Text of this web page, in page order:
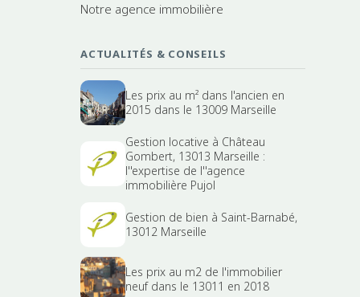
Notre agence immobilière
ACTUALITÉS & CONSEILS
Les prix au m² dans l'ancien en
2015 dans le 13009 Marseille
Gestion locative à Château
Gombert, 13013 Marseille :
l''expertise de l''agence
immobilière Pujol
Gestion de bien à Saint-Barnabé,
13012 Marseille
Les prix au m2 de l'immobilier
neuf dans le 13011 en 2018